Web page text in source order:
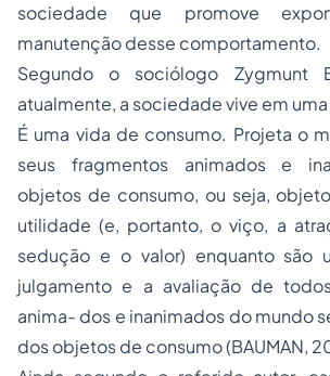
sociedade que promove
manutenção desse comportamento.
Segundo o sociólogo Zygmunt
atualmente, a sociedade vive em
É uma vida de consumo. Projeta o
seus fragmentos animados e
objetos de consumo, ou seja,
utilidade (e, portanto, o viço, a
sedução e o valor) enquanto são
julgamento e a avaliação de
anima- dos e inanimados do mundo
dos objetos de consumo (BAUMAN,